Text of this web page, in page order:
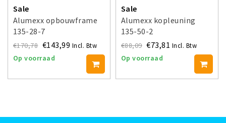
Sale
Alumexx opbouwframe
135-28-7
€170,78 €143,99 Incl. Btw
Op voorraad
Sale
Alumexx kopleuning
135-50-2
€88,09 €73,81 Incl. Btw
Op voorraad